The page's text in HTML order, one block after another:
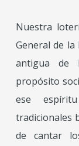
Nuestra
General de la
antigua de
propósito
ese
tradicionales
de cantar